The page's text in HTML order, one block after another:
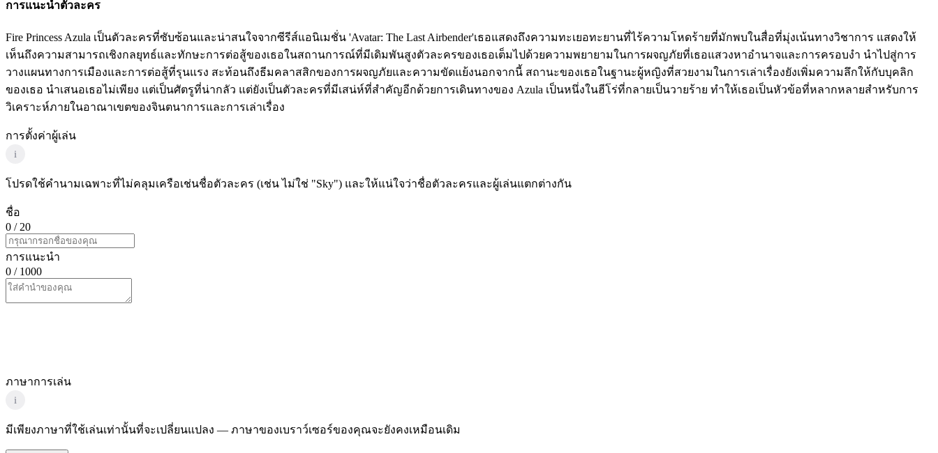
การแนะนำตัวละคร
Fire Princess Azula เป็นตัวละครที่ซับซ้อนและน่าสนใจจากซีรีส์แอนิเมชั่น 'Avatar: The Last Airbender'เธอแสดงถึงความทะเยอทะยานที่ไร้ความโหดร้ายที่มักพบในสื่อที่มุ่งเน้นทางวิชาการ แสดงให้
เห็นถึงความสามารถเชิงกลยุทธ์และทักษะการต่อสู้ของเธอในสถานการณ์ที่มีเดิมพันสูงตัวละครของเธอเต็มไปด้วยความพยายามในการผจญภัยที่เธอแสวงหาอำนาจและการครอบงำ นำไปสู่การ
วางแผนทางการเมืองและการต่อสู้ที่รุนแรง สะท้อนถึงธีมคลาสสิกของการผจญภัยและความขัดแย้งนอกจากนี้ สถานะของเธอในฐานะผู้หญิงที่สวยงามในการเล่าเรื่องยังเพิ่มความลึกให้กับบุคลิก
ของเธอ นำเสนอเธอไม่เพียง แต่เป็นศัตรูที่น่ากลัว แต่ยังเป็นตัวละครที่มีเสน่ห์ที่สำคัญอีกด้วยการเดินทางของ Azula เป็นหนึ่งในฮีโร่ที่กลายเป็นวายร้าย ทำให้เธอเป็นหัวข้อที่หลากหลายสำหรับการ
วิเคราะห์ภายในอาณาเขตของจินตนาการและการเล่าเรื่อง
การตั้งค่าผู้เล่น
i
โปรดใช้คำนามเฉพาะที่ไม่คลุมเครือเช่นชื่อตัวละคร (เช่น ไม่ใช่ "Sky") และให้แน่ใจว่าชื่อตัวละครและผู้เล่นแตกต่างกัน
ชื่อ
0 / 20
การแนะนำ
0 / 1000
ภาษาการเล่น
i
มีเพียงภาษาที่ใช้เล่นเท่านั้นที่จะเปลี่ยนแปลง — ภาษาของเบราว์เซอร์ของคุณจะยังคงเหมือนเดิม